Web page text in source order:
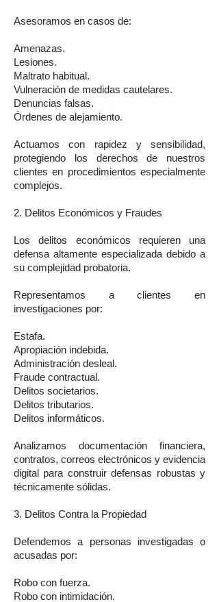
Asesoramos en casos de:
Amenazas.
Lesiones.
Maltrato habitual.
Vulneración de medidas cautelares.
Denuncias falsas.
Órdenes de alejamiento.
Actuamos con rapidez y sensibilidad,
protegiendo los derechos de nuestros
clientes en procedimientos especialmente
complejos.
2. Delitos Económicos y Fraudes
Los delitos económicos requieren una
defensa altamente especializada debido a
su complejidad probatoria.
Representamos a clientes en
investigaciones por:
Estafa.
Apropiación indebida.
Administración desleal.
Fraude contractual.
Delitos societarios.
Delitos tributarios.
Delitos informáticos.
Analizamos documentación financiera,
contratos, correos electrónicos y evidencia
digital para construir defensas robustas y
técnicamente sólidas.
3. Delitos Contra la Propiedad
Defendemos a personas investigadas o
acusadas por:
Robo con fuerza.
Robo con intimidación.